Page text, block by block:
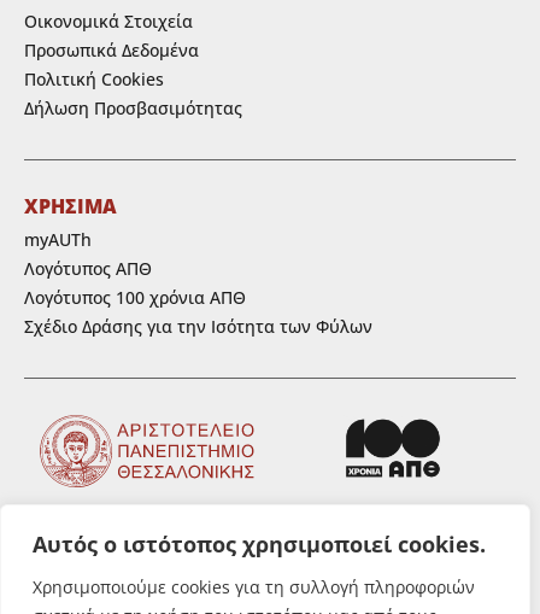
Αυτός ο ιστότοπος χρησιμοποιεί cookies.
Χρησιμοποιούμε cookies για τη συλλογή πληροφοριών
Οικονομικά Στοιχεία
Προσωπικά Δεδομένα
Πολιτική Cookies
Δήλωση Προσβασιμότητας
ΧΡΗΣΙΜΑ
myAUTh
Λογότυπος ΑΠΘ
Λογότυπος 100 χρόνια ΑΠΘ
Σχέδιο Δράσης για την Ισότητα των Φύλων